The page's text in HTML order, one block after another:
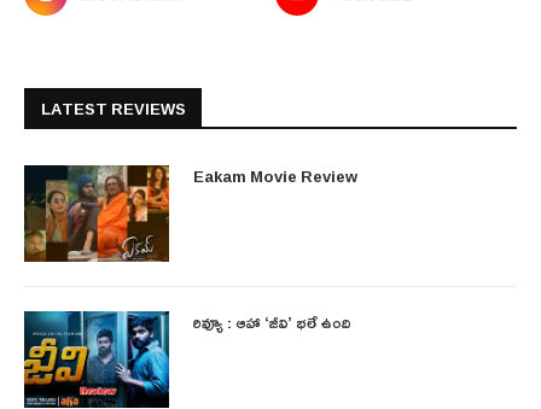
LATEST REVIEWS
Eakam Movie Review
రివ్యూ : ఆహా ‘జీవి’ భలే ఉంది